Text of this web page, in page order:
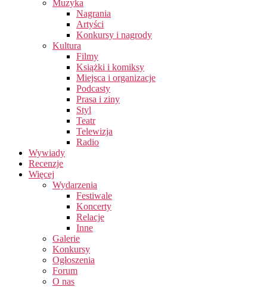
Muzyka
Nagrania
Artyści
Konkursy i nagrody
Kultura
Filmy
Książki i komiksy
Miejsca i organizacje
Podcasty
Prasa i ziny
Styl
Teatr
Telewizja
Radio
Wywiady
Recenzje
Więcej
Wydarzenia
Festiwale
Koncerty
Relacje
Inne
Galerie
Konkursy
Ogłoszenia
Forum
O nas